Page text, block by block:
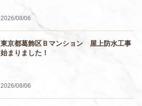
2026/08/06
東京都葛飾区Ｂマンション 屋上防水工事
始まりました！
2026/08/06